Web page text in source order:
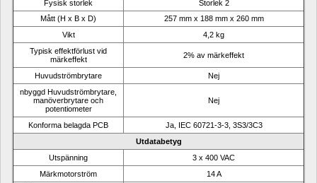
Fysisk storlek
Storlek 2
Mått (H x B x D)
257 mm x 188 mm x 260mm
Vikt
4,2 kg
Typisk effektförlust vid
märkeffekt
2% av märkeffekt
Huvudströmbrytare
Nej
nbyggd Huvudströmbrytare,
manöverbrytare och
potentiometer
Nej
Konforma belagda PCB
Ja, IEC 60721-3-3, 3S3/3C3
Utdatabetyg
Utspänning
3 x 400 VAC
Märkmotorström
14 A